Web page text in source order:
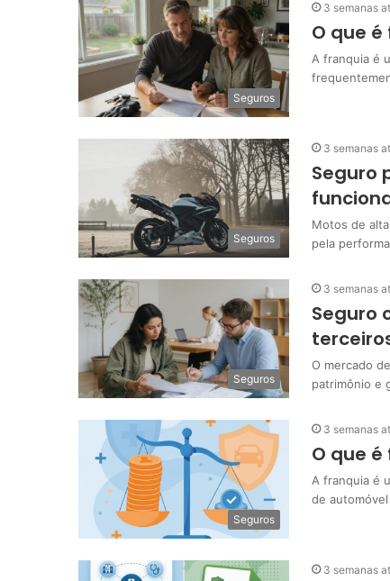
Seguros
3 semanas
O que
A franquia é
Seguros
3 semanas
Seguro
Motos de
pela
Seguros
3 semanas
Seguro
O mercado
patrimônio e
Seguros
3 semanas
O que
A franquia é
de
3 semanas